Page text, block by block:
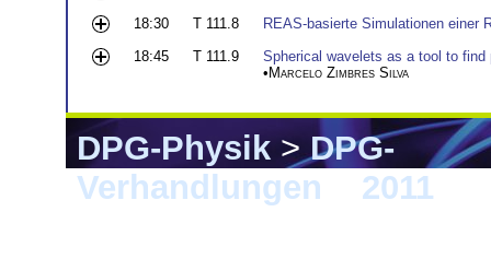
18:30
T 111.8
REAS-basierte Simulationen einer
18:45
T 111.9
Spherical wavelets as a tool to
•Marcelo Zimbres Silva
DPG-Physik>DPG-
Verhandlungen
2011